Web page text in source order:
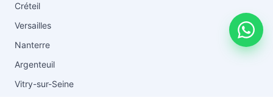
Créteil
Versailles
Nanterre
Argenteuil
Vitry-sur-Seine